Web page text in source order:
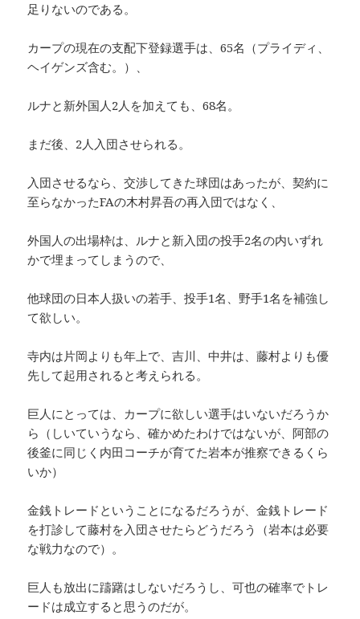
足りないのである。
カープの現在の支配下登録選手は、65名（プライディ、
ヘイゲンズ含む。）、
ルナと新外国人2人を加えても、68名。
まだ後、2人入団させられる。
入団させるなら、交渉してきた球団はあったが、契約に
至らなかったFAの木村昇吾の再入団ではなく、
外国人の出場枠は、ルナと新入団の投手2名の内いずれ
かで埋まってしまうので、
他球団の日本人扱いの若手、投手1名、野手1名を補強し
て欲しい。
寺内は片岡よりも年上で、吉川、中井は、藤村よりも優
先して起用されると考えられる。
巨人にとっては、カープに欲しい選手はいないだろうか
ら（しいていうなら、確かめたわけではないが、阿部の
後釜に同じく内田コーチが育てた岩本が推察できるくら
いか）
金銭トレードということになるだろうが、金銭トレード
を打診して藤村を入団させたらどうだろう（岩本は必要
な戦力なので）。
巨人も放出に躊躇はしないだろうし、可也の確率でトレ
ードは成立すると思うのだが。